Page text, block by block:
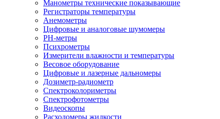
Манометры технические показывающие
Регистраторы температуры
Анемометры
Цифровые и аналоговые шумомеры
PH-метры
Психрометры
Измерители влажности и температуры
Весовое оборудование
Цифровые и лазерные дальномеры
Дозиметр-радиометр
Спектроколориметры
Спектрофотометры
Видеоскопы
Расходомеры жидкости